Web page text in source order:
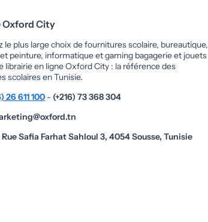
Oxford City
le plus large choix de fournitures scolaire, bureautique,
peinture, informatique et gaming bagagerie et jouets
librairie en ligne Oxford City : la référence des
scolaires en Tunisie.
26 611 100 - (+216) 73 368 304
Rue Safia Farhat Sahloul 3, 4054 Sousse, Tunisie